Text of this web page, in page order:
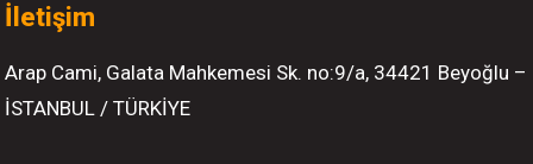
İletişim
Arap Cami, Galata Mahkemesi Sk. no:9/a, 34421 Beyoğlu –
İSTANBUL / TÜRKİYE